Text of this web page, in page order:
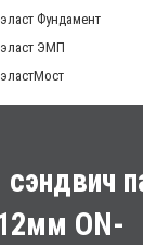
Фундамент
ЭМП
ON-